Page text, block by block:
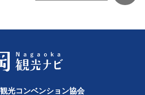
光コンベンション協会